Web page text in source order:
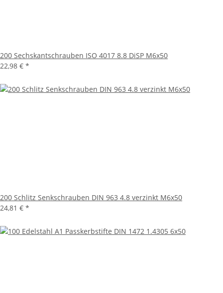
200 Sechskantschrauben ISO 4017 8.8 DiSP M6x50
22,98 € *
200 Schlitz Senkschrauben DIN 963 4.8 verzinkt M6x50
24,81 € *